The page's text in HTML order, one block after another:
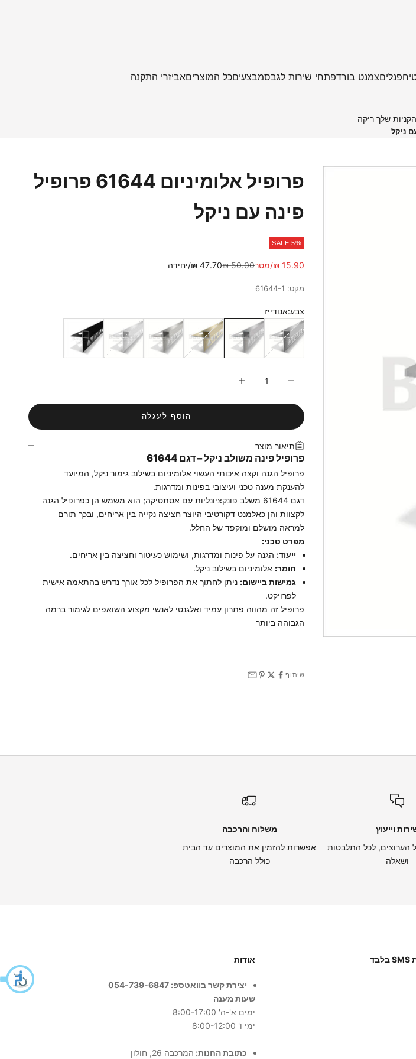
פנליםצמנט בורדפתחי שירות לגבסמבצעיםכל המוצריםאביזרי התקנה
שלך ריקה
פרופיל אלומיניום 61644 פרופיל
פינה עם ניקל
SALE 5%
מחיר מבצע
15.90 ₪/מטר מחיר רגיל
50.00 ₪ 47.70 ₪/יחידה
מקט: 61644-1
צבע:אנודייז
טבעי
אנודייז ברונזה ניקל לבן שחור
הוסף לעגלה
תיאור מוצר
פרופיל פינה משולב ניקל – דגם 61644
פרופיל הגנה וקצה איכותי העשוי אלומיניום בשילוב גימור ניקל, המיועד
להענקת מענה טכני ועיצובי בפינות ומדרגות.
דגם 61644 משלב פונקציונליות עם אסתטיקה; הוא משמש הן כפרופיל הגנה
לקצוות והן כאלמנט דקורטיבי היוצר חציצה נקייה בין אריחים, ובכך תורם
למראה מושלם ומוקפד של החלל.
מפרט טכני:
ייעוד: הגנה על פינות ומדרגות, ושימוש כעיטור וחציצה בין אריחים.
חומר: אלומיניום בשילוב ניקל.
גמישות ביישום: ניתן לחתוך את הפרופיל לכל אורך נדרש בהתאמה אישית
לפרויקט.
פרופיל זה מהווה פתרון עמיד ואלגנטי לאנשי מקצוע השואפים לגימור ברמה
הגבוהה ביותר
שיתוף
וייעוץ
הערוצים, לכל התלבטות
ושאלה
משלוח והרכבה
אפשרות להזמין את המוצרים עד הבית
כולל הרכבה
יש להגיע לנקודת האיסוף שנבחרה לאחר קבלת SMS בלבד
אודות
יצירת קשר בוואטספ: 054-739-6847
שעות מענה
ימים א'-ה' 8:00-17:00
ימי ו' 8:00-12:00
כתובת החנות: המרכבה 26, חולון